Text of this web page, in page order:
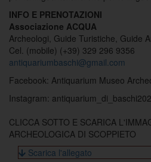
INFO E PRENOTAZIONI
Associazione ACQUA
Archeologi, Guide Turistiche, Guide
Cel. (mobile) (+39) 329 296 9356
antiquariumbaschi@gmail.com
Facebook: Antiquarium Museo
Instagram:
CLICCA SOTTO E SCARICA
ARCHEOLOGICA DI SCOPPIETO
Scarica l'allegato